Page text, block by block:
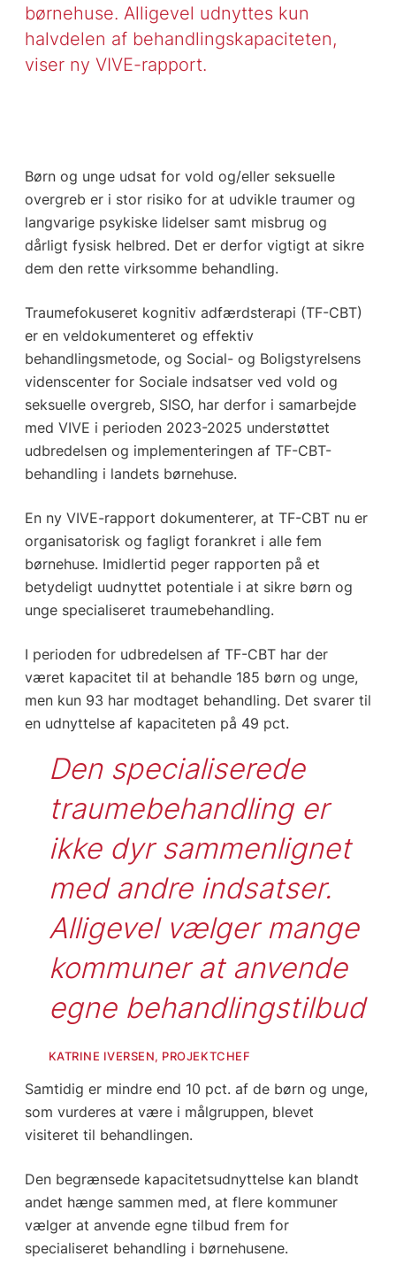
børnehuse. Alligevel udnyttes kun
halvdelen af behandlingskapaciteten,
viser ny VIVE-rapport.
Børn og unge udsat for vold og/eller seksuelle
overgreb er i stor risiko for at udvikle traumer og
langvarige psykiske lidelser samt misbrug og
dårligt fysisk helbred. Det er derfor vigtigt at sikre
dem den rette virksomme behandling.
Traumefokuseret kognitiv adfærdsterapi (TF-CBT)
er en veldokumenteret og effektiv
behandlingsmetode, og Social- og Boligstyrelsens
videnscenter for Sociale indsatser ved vold og
seksuelle overgreb, SISO, har derfor i samarbejde
med VIVE i perioden 2023-2025 understøttet
udbredelsen og implementeringen af TF-CBT-
behandling i landets børnehuse.
En ny VIVE-rapport dokumenterer, at TF-CBT nu er
organisatorisk og fagligt forankret i alle fem
børnehuse. Imidlertid peger rapporten på et
betydeligt uudnyttet potentiale i at sikre børn og
unge specialiseret traumebehandling.
I perioden for udbredelsen af TF-CBT har der
været kapacitet til at behandle 185 børn og unge,
men kun 93 har modtaget behandling. Det svarer til
en udnyttelse af kapaciteten på 49 pct.
Den specialiserede
traumebehandling er
ikke dyr sammenlignet
med andre indsatser.
Alligevel vælger mange
kommuner at anvende
egne behandlingstilbud
KATRINE IVERSEN, PROJEKTCHEF
Samtidig er mindre end 10 pct. af de børn og unge,
som vurderes at være i målgruppen, blevet
visiteret til behandlingen.
Den begrænsede kapacitetsudnyttelse kan blandt
andet hænge sammen med, at flere kommuner
vælger at anvende egne tilbud frem for
specialiseret behandling i børnehusene.